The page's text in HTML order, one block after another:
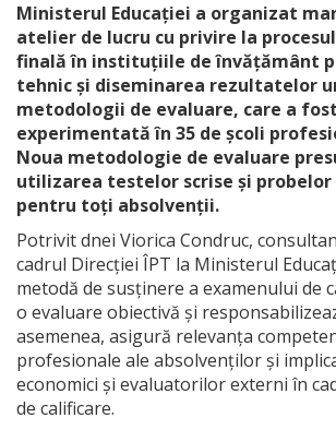
Ministerul Educației a organizat
atelier de lucru cu privire la
finală în instituțiile de învățământ
tehnic și diseminarea rezultatelor
metodologii de evaluare, care a fost
experimentată în 35 de școli
Noua metodologie de evaluare
utilizarea testelor scrise și probelor
pentru toți absolvenții.
Potrivit dnei Viorica Condruc,
cadrul Direcției ÎPT la Ministerul
metodă de susținere a examenului de
o evaluare obiectivă și
asemenea, asigură relevanța
profesionale ale absolvenților și
economici și evaluatorilor externi în
de calificare.